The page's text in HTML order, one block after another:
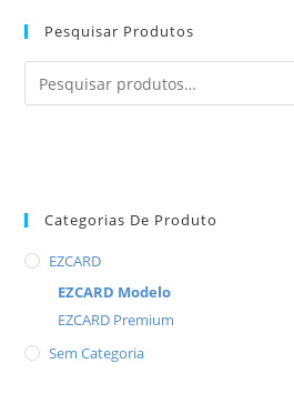
Pesquisar Produtos
Categorias De Produto
EZCARD
EZCARD Modelo
EZCARD Premium
Sem Categoria